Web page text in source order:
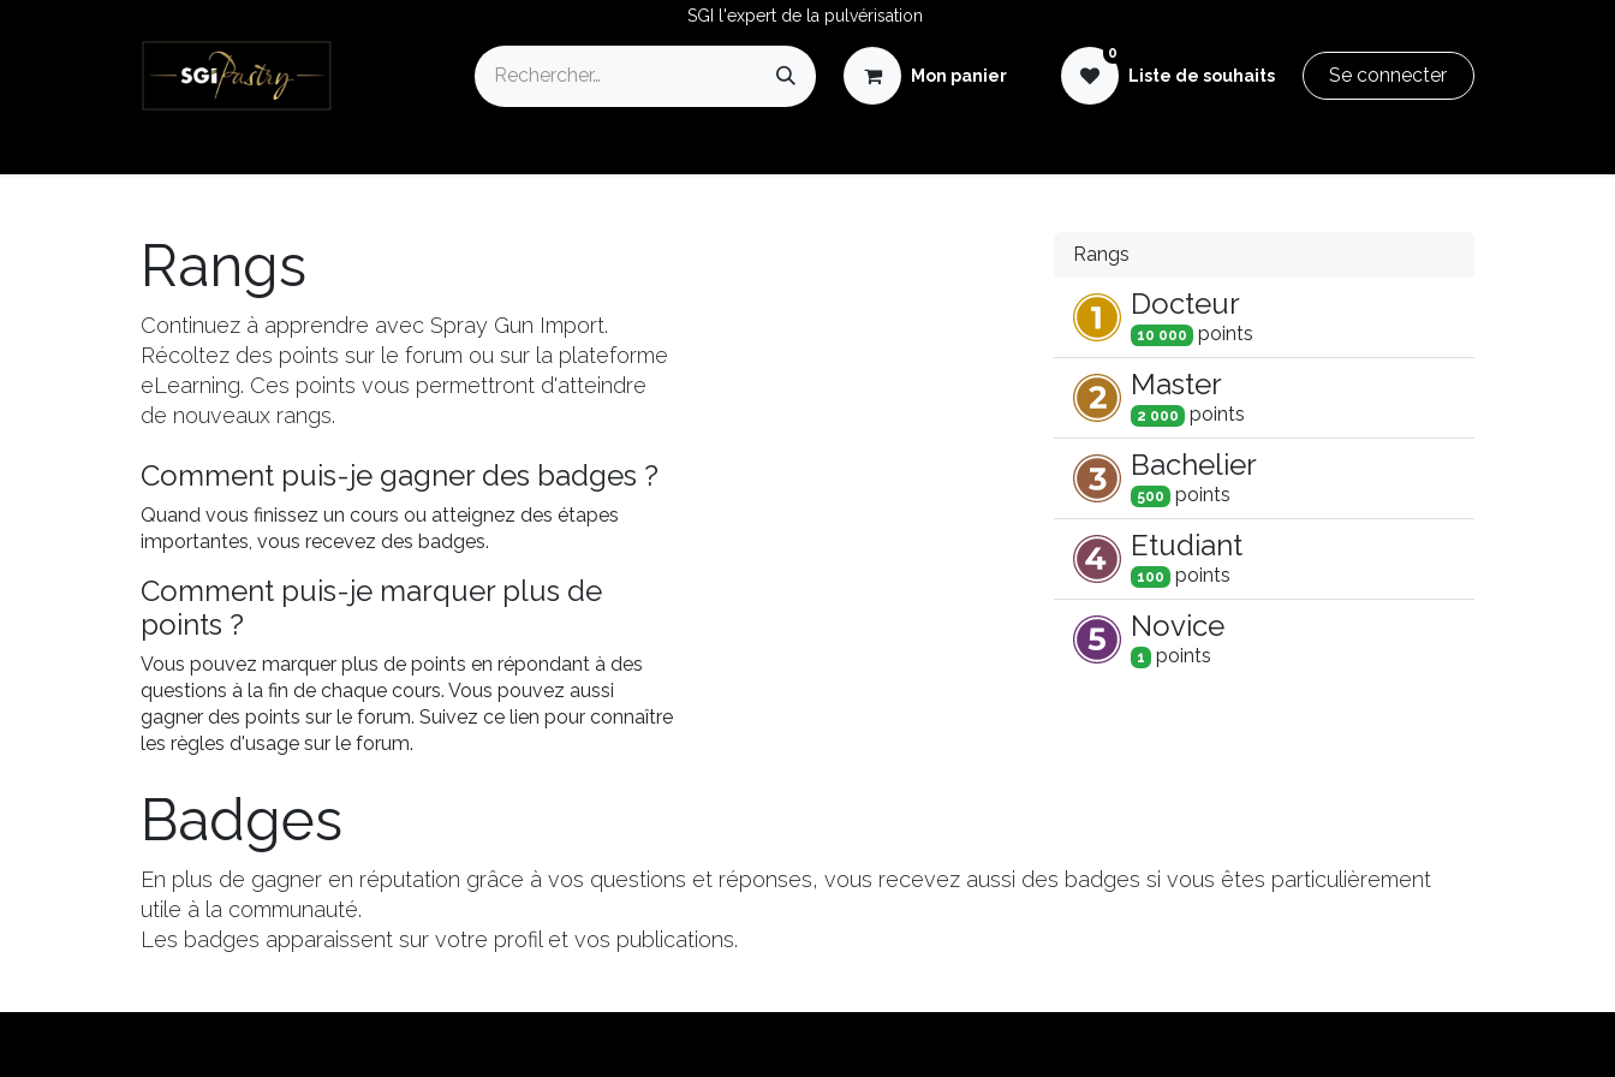
SGI l'expert de la pulvérisation
Mon panier
0
Liste de souhaits Se connecter
Rangs
Continuez à apprendre avec Spray Gun Import.
Récoltez des points sur le forum ou sur la plateforme
eLearning. Ces points vous permettront d'atteindre
de nouveaux rangs.
Comment puis-je gagner des badges ?
Quand vous finissez un cours ou atteignez des étapes
importantes, vous recevez des badges.
Comment puis-je marquer plus de
points ?
Vous pouvez marquer plus de points en répondant à des
questions à la fin de chaque cours. Vous pouvez aussi
gagner des points sur le forum. Suivez ce lien pour connaître
les règles d'usage sur le forum.
Rangs
Docteur
10 000 points
Master
2 000 points
Bachelier
500 points
Etudiant
100 points
Novice
1 points
Badges
En plus de gagner en réputation grâce à vos questions et réponses, vous recevez aussi des badges si vous êtes particulièrement
utile à la communauté.
Les badges apparaissent sur votre profil et vos publications.